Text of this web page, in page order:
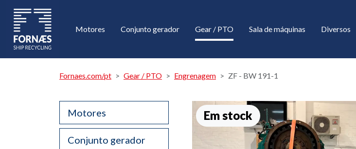
Motores Conjunto gerador Gear / PTO Sala de máquinas Diversos
Fornaes.com/pt Gear / PTO Engrenagem ZF - BW 191-1
Motores
Conjunto gerador
Em stock